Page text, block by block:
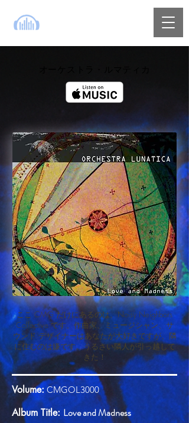
ここ CMG だけにあるのは、Noisy Neighbors
Collective です。作曲家、ミュージシャン、サ
ウンド デザイナーはあなたが大好きですが、隣
に住むのは嫌です。うるさい隣人が引っ越して
きた！
Volume: CMGOL3000
Album Title: Love and Madness